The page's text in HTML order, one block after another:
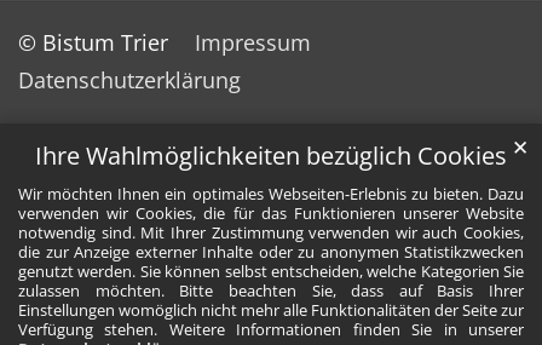
Ihre Wahlmöglichkeiten bezüglich Cookies
Wir möchten Ihnen ein optimales Webseiten-Erlebnis zu bieten. Dazu
verwenden wir Cookies, die für das Funktionieren unserer Website
notwendig sind. Mit Ihrer Zustimmung verwenden wir auch Cookies,
die zur Anzeige externer Inhalte oder zu anonymen Statistikzwecken
genutzt werden. Sie können selbst entscheiden, welche Kategorien Sie
zulassen möchten. Bitte beachten Sie, dass auf Basis Ihrer
Einstellungen womöglich nicht mehr alle Funktionalitäten der Seite zur
Verfügung stehen. Weitere Informationen finden Sie in unserer
✕
© Bistum Trier
Impressum
Datenschutzerklärung